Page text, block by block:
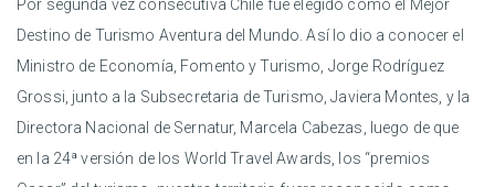
Por segunda vez consecutiva Chile fue elegido como el Mejor
Destino de Turismo Aventura del Mundo. Así lo dio a conocer el
Ministro de Economía, Fomento y Turismo, Jorge Rodríguez
Grossi, junto a la Subsecretaria de Turismo, Javiera Montes, y la
Directora Nacional de Sernatur, Marcela Cabezas, luego de que
en la 24ª versión de los World Travel Awards, los “premios